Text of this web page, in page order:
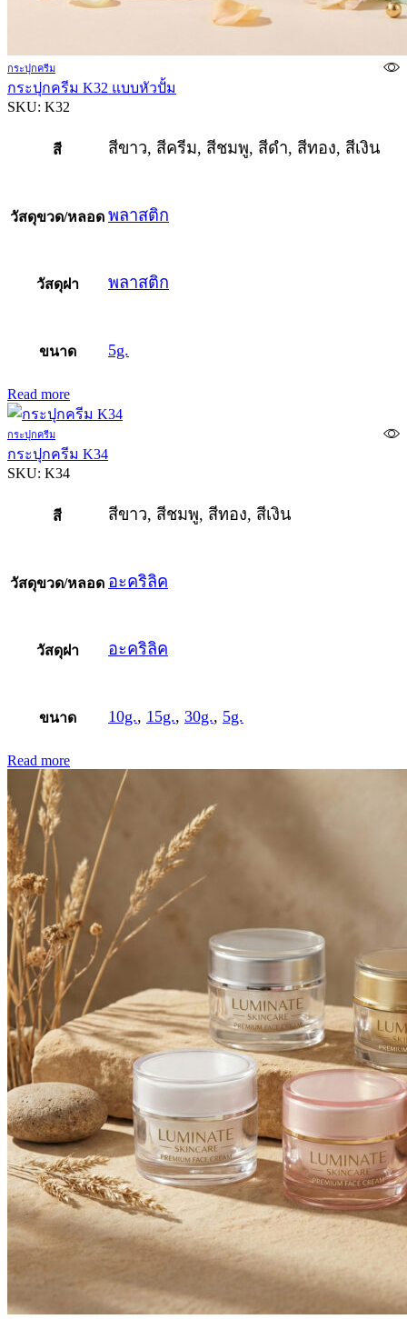
กระปุกครีม
กระปุกครีม K32 แบบหัวปั้ม
SKU: K32
สี สีขาว, สีครีม, สีชมพู, สีดำ, สีทอง, สีเงิน
วัสดุขวด/หลอด พลาสติก
วัสดุฝา พลาสติก
ขนาด 5g.
Read more
กระปุกครีม
กระปุกครีม K34
SKU: K34
สี สีขาว, สีชมพู, สีทอง, สีเงิน
วัสดุขวด/หลอด อะคริลิค
วัสดุฝา อะคริลิค
ขนาด 10g., 15g., 30g., 5g.
Read more